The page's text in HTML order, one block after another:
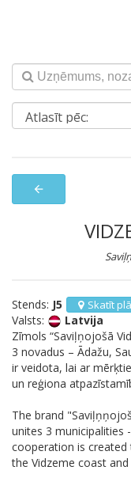
arrow_back
Stends: J5 Skatīt
Valsts:
Latvija
Zīmols “Saviļņojošā
3 novadus – Ādažu,
ir veidota, lai ar
un reģiona
The brand
unites 3 municipalities
cooperation is
the Vidzeme coast